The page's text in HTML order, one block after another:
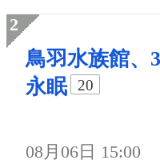
鳥羽水族館、
永眠
20
08月06日 15:00